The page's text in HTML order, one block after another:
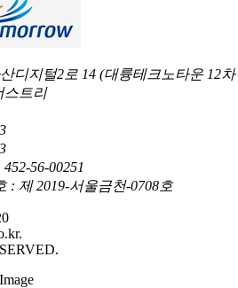
디지털2로 14 (대륭테크노타운 12차
스트리
56-00251
: 제 2019-서울금천-0708호